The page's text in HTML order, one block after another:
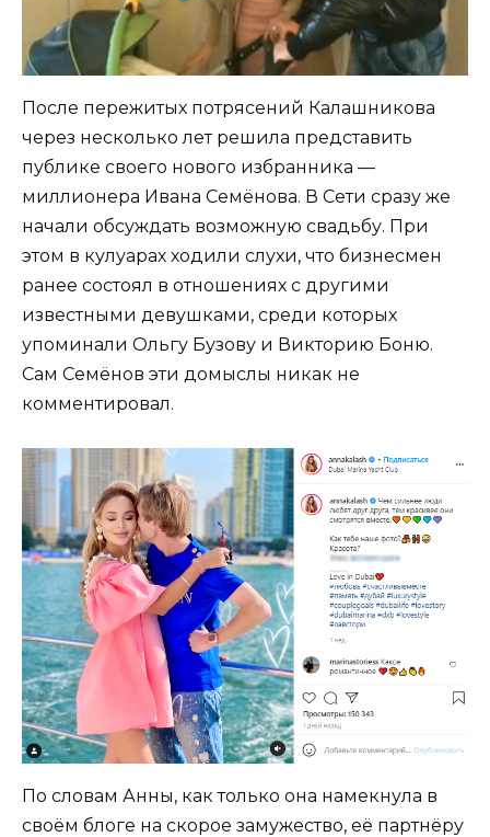
После пережитых потрясений Калашникова
через несколько лет решила представить
публике своего нового избранника —
миллионера Ивана Семёнова. В Сети сразу же
начали обсуждать возможную свадьбу. При
этом в кулуарах ходили слухи, что бизнесмен
ранее состоял в отношениях с другими
известными девушками, среди которых
упоминали Ольгу Бузову и Викторию Боню.
Сам Семёнов эти домыслы никак не
комментировал.
По словам Анны, как только она намекнула в
своём блоге на скорое замужество, её партнёру